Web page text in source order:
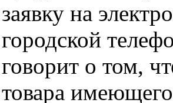
заявку на
городской
говорит о том,
товара